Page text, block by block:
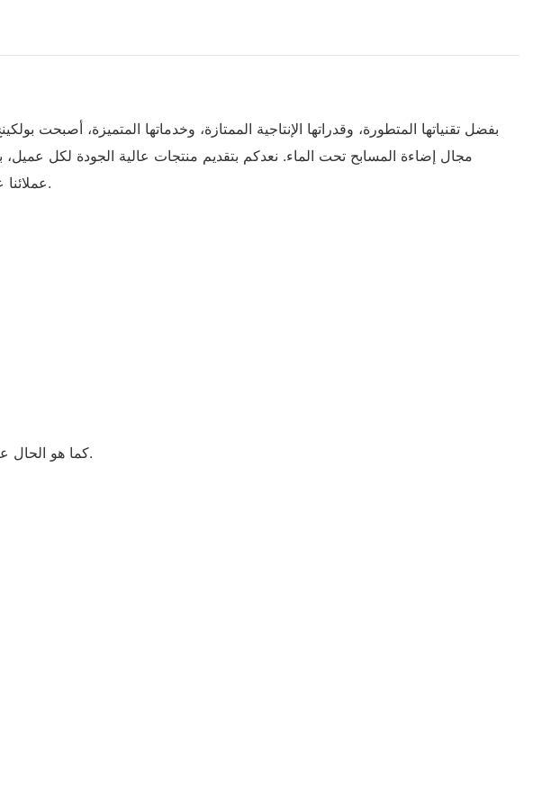
بفضل تقنياتها المتطورة، وقدراتها الإنتاجية الممتازة، وخدماتها المتميزة، أصبحت
مجال إضاءة المسابح تحت الماء. نعدكم بتقديم منتجات عالية الجودة لكل
عملائنا على أهمية هذا المنتج في مجال المنتجات الإلكترونية، فهو يساعد على منع الأعطال المبكرة للمكونات الإلكترونية.
كما هو الحال عادة، تكون الدورة الواحدة 4 ساعات، ولكن إذا لم يكن المسبح متسخًا أو كبيرًا جدًا، فيمكنك تدويره كل 6 ساعات.